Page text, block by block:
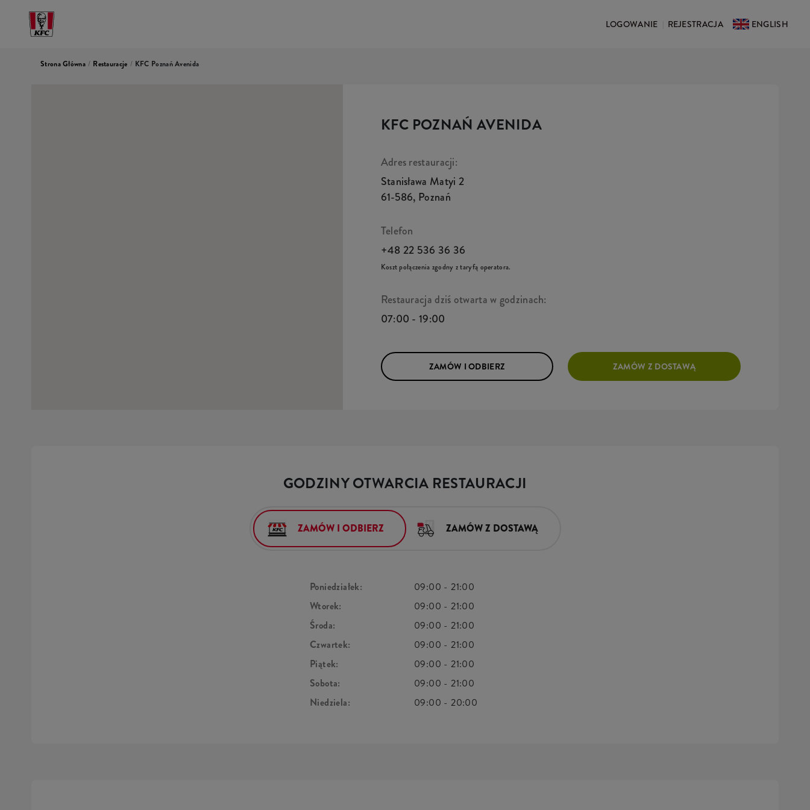
LOGOWANIE REJESTRACJA ENGLISH
Strona Główna / Restauracje / KFC Poznań Avenida
KFC POZNAŃ AVENIDA
Adres restauracji:
Stanisława Matyi 2
61-586, Poznań
Telefon
+48 22 536 36 36
Koszt połączenia zgodny z taryfą operatora.
Restauracja dziś otwarta w godzinach:
07:00 - 19:00
ZAMÓW I ODBIERZ ZAMÓW Z DOSTAWĄ
GODZINY OTWARCIA RESTAURACJI
ZAMÓW I ODBIERZ ZAMÓW Z DOSTAWĄ
Poniedziałek: 09:00 -21:00
Wtorek:
09:00 -21:00
Środa:
09:00 -21:00
Czwartek:
09:00 -21:00
Piątek:
09:00 -21:00
Sobota:
09:00 -21:00
Niedziela:
09:00 -20:00